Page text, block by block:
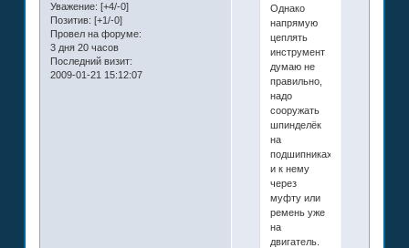
Уважение: [+4/-0]
Позитив: [+1/-0]
Провел на форуме:
3 дня 20 часов
Последний визит:
2009-01-21 15:12:07
Однако
напрямую
цеплять
инструмент
думаю не
правильно,
надо
сооружать
шпинделёк
на
подшипниках
и к нему
через
муфту или
ремень уже
на
двигатель.